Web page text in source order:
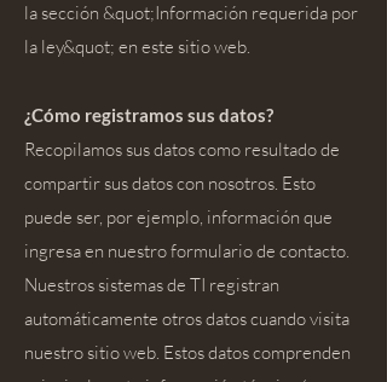
la sección &quot;Información requerida por
la ley&quot; en este sitio web.
¿Cómo registramos sus datos?
Recopilamos sus datos como resultado de
compartir sus datos con nosotros. Esto
puede ser, por ejemplo, información que
ingresa en nuestro formulario de contacto.
Nuestros sistemas de TI registran
automáticamente otros datos cuando visita
nuestro sitio web. Estos datos comprenden